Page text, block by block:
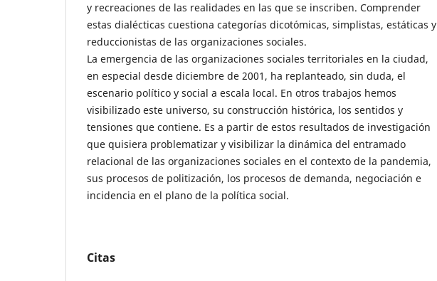
y recreaciones de las realidades en las que se inscriben. Comprender
estas dialécticas cuestiona categorías dicotómicas, simplistas, estáticas y
reduccionistas de las organizaciones sociales.
La emergencia de las organizaciones sociales territoriales en la ciudad,
en especial desde diciembre de 2001, ha replanteado, sin duda, el
escenario político y social a escala local. En otros trabajos hemos
visibilizado este universo, su construcción histórica, los sentidos y
tensiones que contiene. Es a partir de estos resultados de investigación
que quisiera problematizar y visibilizar la dinámica del entramado
relacional de las organizaciones sociales en el contexto de la pandemia,
sus procesos de politización, los procesos de demanda, negociación e
incidencia en el plano de la política social.
Citas